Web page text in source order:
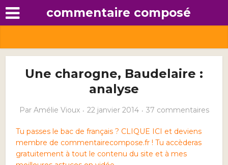
commentaire composé
Une charogne, Baudelaire :
analyse
Par Amélie Vioux 22 janvier 2014 37 commentaires
Tu passes le bac de français ? CLIQUE ICI et deviens
membre de commentairecompose.fr ! Tu accèderas
gratuitement à tout le contenu du site et à mes